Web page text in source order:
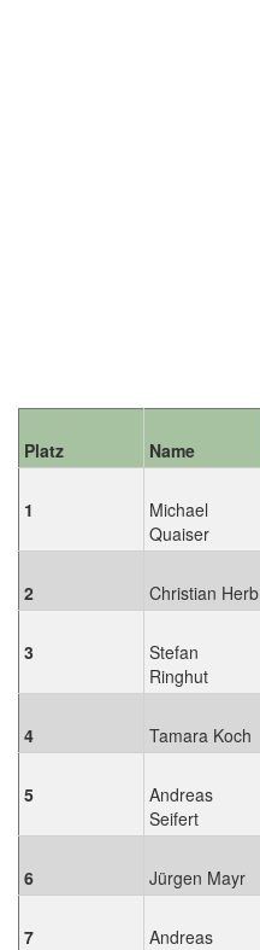
Platz Name
1
Michael
Quaiser
2 Christian Herb
3
Stefan
Ringhut
4 Tamara Koch
5
Andreas
Seifert
6 Jürgen Mayr
7
Andreas